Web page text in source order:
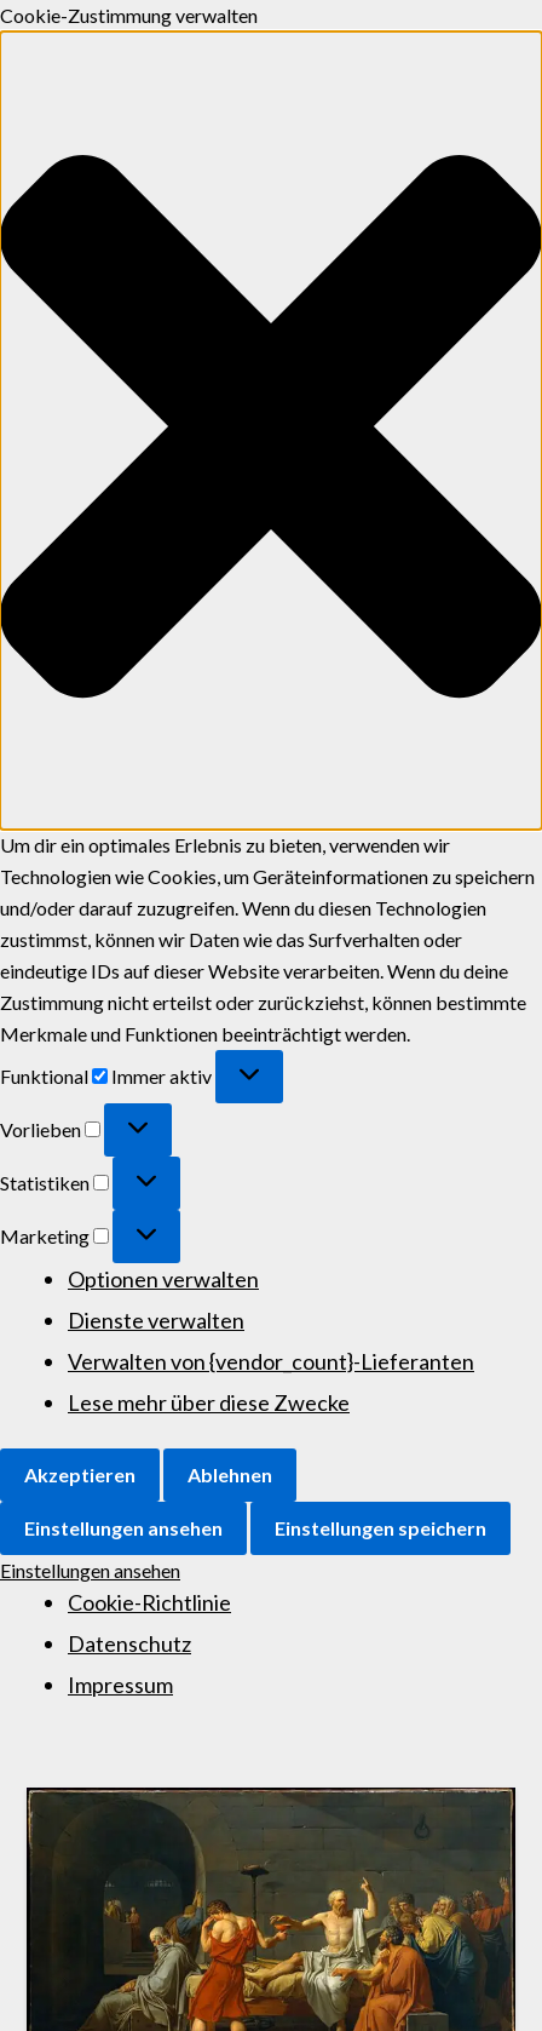
Cookie-Zustimmung verwalten
Um dir ein optimales Erlebnis zu bieten, verwenden wir
Technologien wie Cookies, um Geräteinformationen zu speichern
und/oder darauf zuzugreifen. Wenn du diesen Technologien
zustimmst, können wir Daten wie das Surfverhalten oder
eindeutige IDs auf dieser Website verarbeiten. Wenn du deine
Zustimmung nicht erteilst oder zurückziehst, können bestimmte
Merkmale und Funktionen beeinträchtigt werden.
Funktional
Immer aktiv
Vorlieben
Statistiken
Marketing
Optionen verwalten
Dienste verwalten
Verwalten von {vendor_count}-Lieferanten
Lese mehr über diese Zwecke
Akzeptieren Ablehnen
Einstellungen ansehen
Einstellungen speichern
Einstellungen ansehen
Cookie-Richtlinie
Datenschutz
Impressum